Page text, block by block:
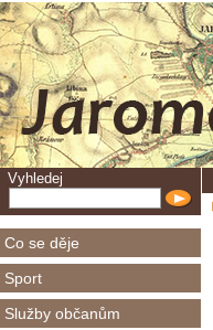
Vyhledej
Co se děje
Sport
Služby občanům